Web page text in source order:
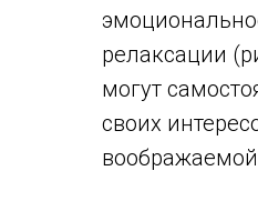
релаксации
могут
своих